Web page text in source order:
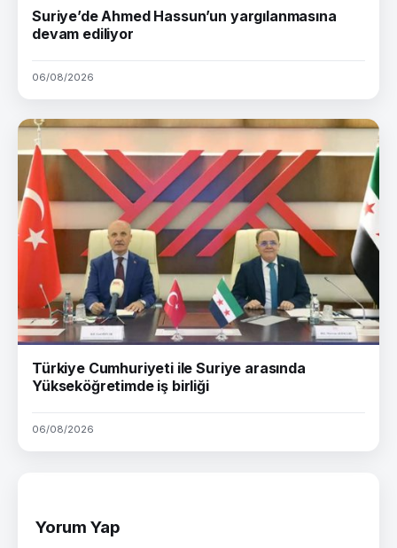
Suriye’de Ahmed Hassun’un yargılanmasına
devam ediliyor
06/08/2026
Türkiye Cumhuriyeti ile Suriye arasında
Yükseköğretimde iş birliği
06/08/2026
Yorum Yap